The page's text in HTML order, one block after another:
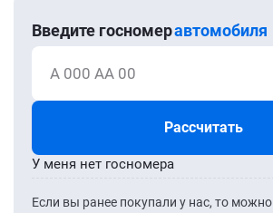
Введите госномеравтомобиля
А 000 АА 00
Рассчитать
Если вы ранее покупали у нас, то можно
У меня нет госномера